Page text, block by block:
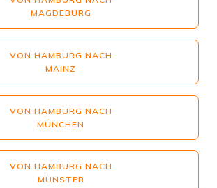
MAGDEBURG
VON HAMBURG NACH
MAINZ
VON HAMBURG NACH
MÜNCHEN
VON HAMBURG NACH
MÜNSTER